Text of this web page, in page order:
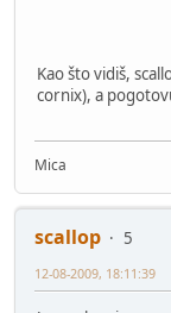
Kao što vidiš,
cornix), a
Mica
scallop
5
12-08-2009, 18:11:39